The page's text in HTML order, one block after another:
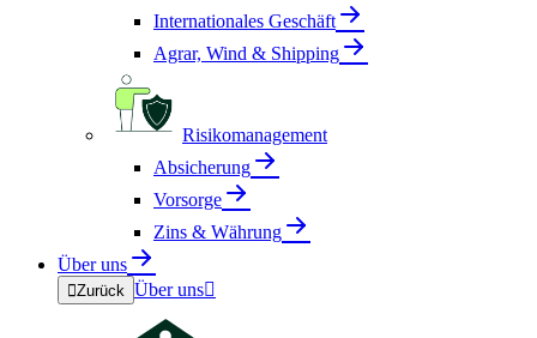
Internationales Geschäft
Agrar, Wind & Shipping
Risikomanagement
Absicherung
Vorsorge
Zins & Währung
Über uns
Zurück Über uns